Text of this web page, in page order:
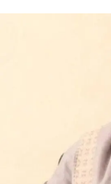
من الصين
في